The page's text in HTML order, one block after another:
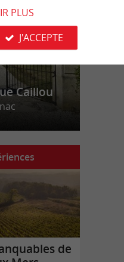
Caillou
de
PLUS
J'ACCEPTE